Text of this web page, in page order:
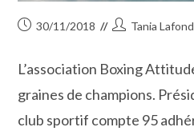
Publication
30/11/2018
Auteur/autrice
publication :
Tania Lafond
L’association Boxing
graines de champions.
club sportif compte 95